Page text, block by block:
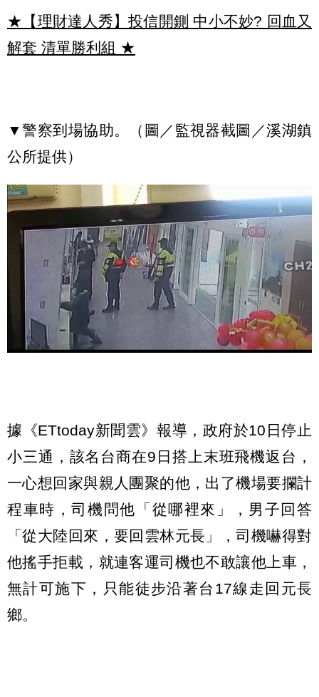
★【理財達人秀】投信開鍘 中小不妙? 回血又
解套 清單勝利組 ★
▼警察到場協助。（圖／監視器截圖／溪湖鎮
公所提供）
據《ETtoday新聞雲》報導，政府於10日停止
小三通，該名台商在9日搭上末班飛機返台，
一心想回家與親人團聚的他，出了機場要攔計
程車時，司機問他「從哪裡來」，男子回答
「從大陸回來，要回雲林元長」，司機嚇得對
他搖手拒載，就連客運司機也不敢讓他上車，
無計可施下，只能徒步沿著台17線走回元長
鄉。